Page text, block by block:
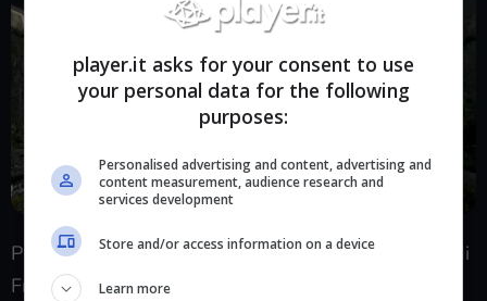
Prima del grande successo di Elden Ring, la fama di
From Software è però cresciuta grazie alla
player.it asks for your consent to use
your personal data for the following
purposes:
Personalised advertising and content, advertising and
content measurement, audience research and
services development
Store and/or access information on a device
Learn more